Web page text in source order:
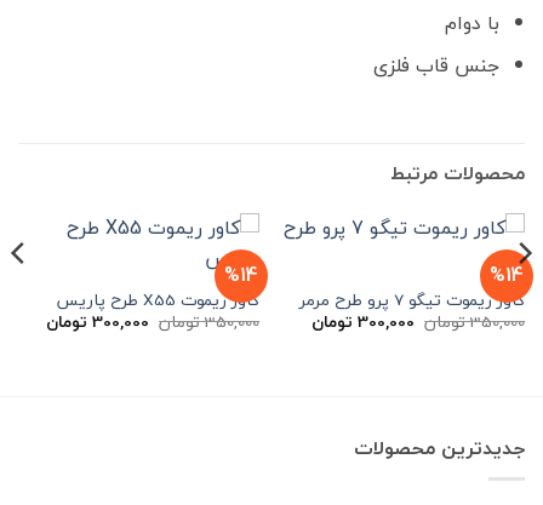
با دوام
جنس قاب فلزی
محصولات مرتبط
%14
کاور ریموت تیگو 7 پرو طرح مرمر
350,000تومان قیمت
اصلی
300,000 تومانقیمت
فعلی
%14
کاور ریموت X55 طرح پاریس
350,000تومان قیمت
اصلی
300,000 تومانقیمت
فعلی
جدیدترین محصولات